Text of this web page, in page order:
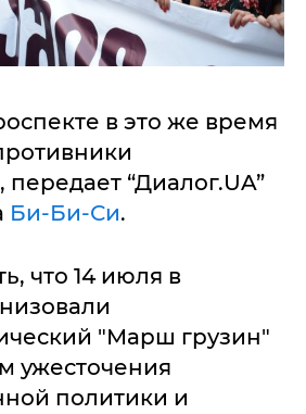
в это же время
“Диалог.UA”
Би-Би-Си.
что 14 июля в
"Марш грузин"
ужесточения
политики и